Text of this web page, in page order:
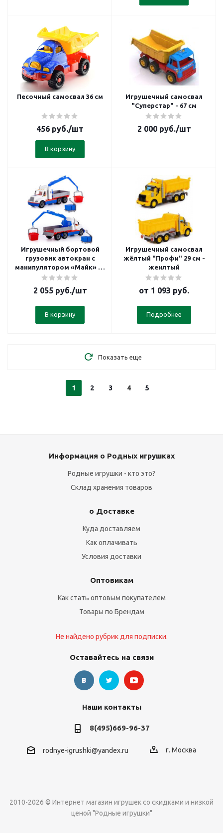
Песочный самосвал 36 см
456 руб./шт
В корзину
Игрушечный самосвал
"Суперстар" - 67 см
2 000руб./шт
Игрушечный бортовой
грузовик автокран с
манипулятором «Майк» 53
см
2 055руб./шт
В корзину
Игрушечный самосвал
жёлтый "Профи" 29 см -
женлтый
от 1 093 руб.
Подробнее
Показать еще
1 2 3 4 5
Информация о Родных игрушках
Родные игрушки - кто это?
Склад хранения товаров
о Доставке
Куда доставляем
Как оплачивать
Условия доставки
Оптовикам
Как стать оптовым покупателем
Товары по Брендам
Не найдено рубрик для подписки.
Оставайтесь на связи
Наши контакты
8(495)669-96-37
rodnye-igrushki@yandex.ru г. Москва
2010-2026 © Интернет магазин игрушек со скидками и низкой
ценой "Родные игрушки"